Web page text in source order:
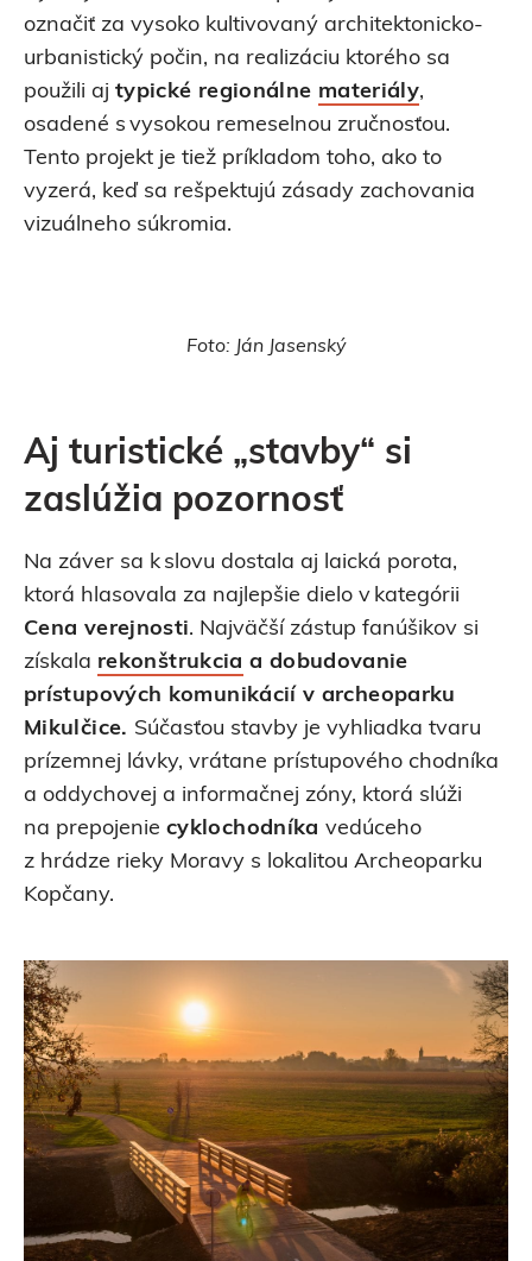
označiť za vysoko kultivovaný architektonicko-
urbanistický počin, na realizáciu ktorého sa
použili aj typické regionálne materiály,
osadené s vysokou remeselnou zručnosťou.
Tento projekt je tiež príkladom toho, ako to
vyzerá, keď sa rešpektujú zásady zachovania
vizuálneho súkromia.
Foto: Ján Jasenský
Aj turistické „stavby“ si
zaslúžia pozornosť
Na záver sa k slovu dostala aj laická porota,
ktorá hlasovala za najlepšie dielo v kategórii
Cena verejnosti. Najväčší zástup fanúšikov si
získala rekonštrukcia a dobudovanie
prístupových komunikácií v archeoparku
Mikulčice. Súčasťou stavby je vyhliadka tvaru
prízemnej lávky, vrátane prístupového chodníka
a oddychovej a informačnej zóny, ktorá slúži
na prepojenie cyklochodníka vedúceho
z hrádze rieky Moravy s lokalitou Archeoparku
Kopčany.